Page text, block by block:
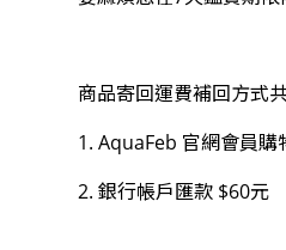
商品寄回運費補回方式
1. AquaFeb 官網會員購
2. 銀行帳戶匯款 $60元